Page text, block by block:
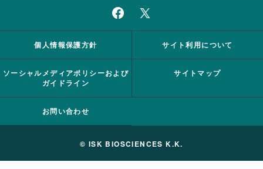
個人情報保護方針 サイト利用について
ソーシャルメディアポリシーおよび
ガイドライン
サイトマップ
お問い合わせ
© ISK BIOSCIENCES K.K.